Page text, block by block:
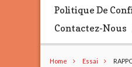
Politique De
Contactez-Nous
Home Essai